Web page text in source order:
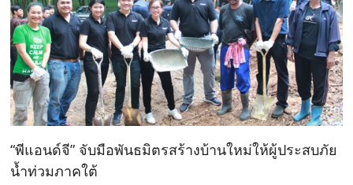
“พีแอนด์จี” จับมือพันธมิตรสร้างบ้านใหม่ให้ผู้ประสบภัย
น้ำท่วมภาคใต้